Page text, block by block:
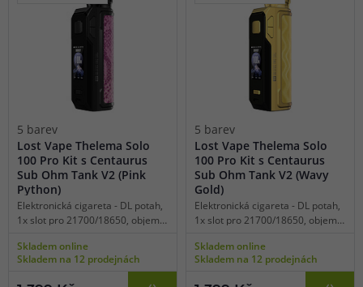
5 barev
Lost Vape Thelema Solo
100 Pro Kit s Centaurus
Sub Ohm Tank V2 (Pink
Python)
Elektronická cigareta - DL potah,
1x slot pro 21700/18650, objem
100W, dobíjení USB-C, regulace
air-flow, displej, manuální
Skladem online
Skladem na 12 prodejnách
5 barev
Lost Vape Thelema Solo
100 Pro Kit s Centaurus
Sub Ohm Tank V2 (Wavy
Gold)
Elektronická cigareta - DL potah,
1x slot pro 21700/18650, objem
100W, dobíjení USB-C, regulace
air-flow, displej, manuální
Skladem online
Skladem na 12 prodejnách